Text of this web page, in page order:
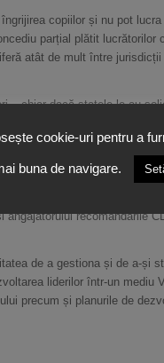
copiilor și nu pot
parțial plătit lucrătorilor
atât de mult între
– chiar dacă statele le-au
(În Michigan, o femeie
de a lucra de
de COVID-19 și
datele de redeschidere, câtă
cu șeful. Dar chiar dacă
recomandările
de a gestiona și de a-și
liderilor într-un mediu
precum și planurile de
cookie-uri pentru a
buna de navigare.